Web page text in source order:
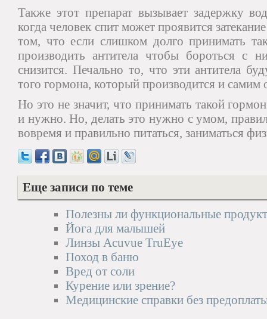
Также этот препарат вызывает задержку
когда человек спит может проявится
том, что если слишком долго принимать
производить антитела чтобы бороться с
снизится. Печально то, что эти антитела
того гормона, который производится и самим
Но это не значит, что принимать такой
и нужно. Но, делать это нужно с умом,
вовремя и правильно питаться, заниматься
Еще записи по теме
Полезны ли функциональные
Йога для малышей
Линзы Acuvue TruEye
Поход в баню
Вред от соли
Курение или зрение?
Медицинские справки без